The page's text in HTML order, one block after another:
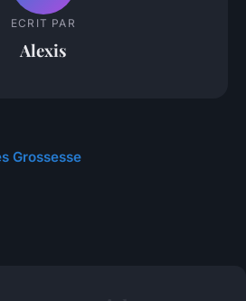
ECRIT PAR
Alexis
Grossesse